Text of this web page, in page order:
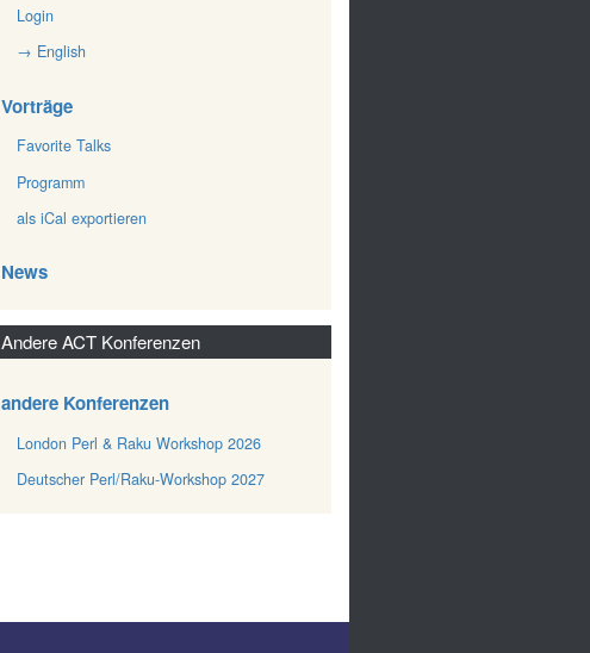
Login
→ English
Vorträge
Favorite Talks
Programm
als iCal exportieren
News
Andere ACT Konferenzen
andere Konferenzen
London Perl & Raku Workshop 2026
Deutscher Perl/Raku-Workshop 2027